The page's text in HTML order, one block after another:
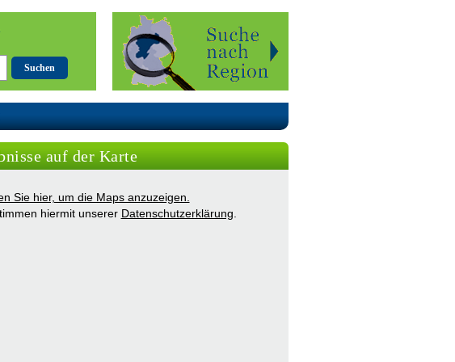
Suchen
auf der Karte
Sie hier, um die Maps anzuzeigen.
hiermit unserer Datenschutzerklärung